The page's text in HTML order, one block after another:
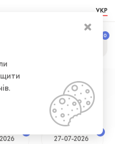
УКР
0
27-07-2026
2